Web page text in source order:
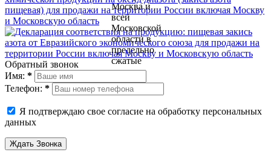
Обратный звонок
Имя: *
Телефон: *
Я подтверждаю свое согласие на обработку персональных
данных
Ждать Звонка